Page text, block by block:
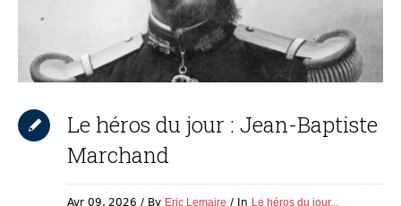
Le héros du jour : Jean-Baptiste
Marchand
Avr 09, 2026 By Eric Lemaire In Le héros du jour...